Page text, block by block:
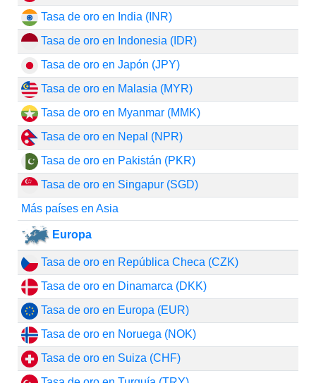
Tasa de oro en India (INR)
Tasa de oro en Indonesia (IDR)
Tasa de oro en Japón (JPY)
Tasa de oro en Malasia (MYR)
Tasa de oro en Myanmar (MMK)
Tasa de oro en Nepal (NPR)
Tasa de oro en Pakistán (PKR)
Tasa de oro en Singapur (SGD)
Más países en Asia
Europa
Tasa de oro en República Checa (CZK)
Tasa de oro en Dinamarca (DKK)
Tasa de oro en Europa (EUR)
Tasa de oro en Noruega (NOK)
Tasa de oro en Suiza (CHF)